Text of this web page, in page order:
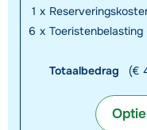
1 x
6 x
Totaalbedrag (€